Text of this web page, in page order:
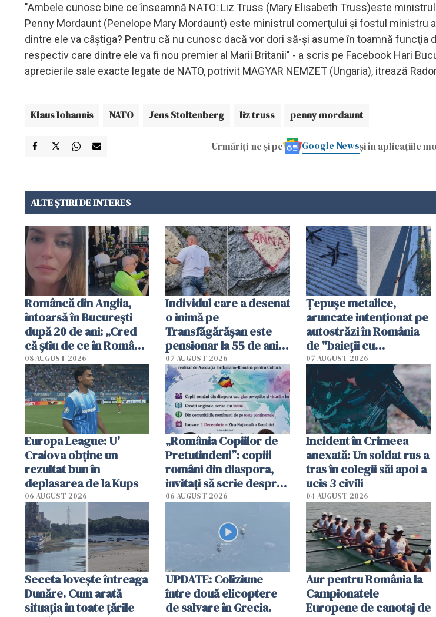
"Ambele cunosc bine ce înseamnă NATO: Liz Truss (Mary Elisabeth Truss)este
Penny Mordaunt (Penelope Mary Mordaunt) este ministrul comerţului şi fostul ministru
dintre ele va câştiga? Pentru că nu cunosc dacă vor dori să-şi asume în toamnă funcţia
respectiv care dintre ele va fi nou premier al Marii Britanii" - a scris pe Facebook Hari
aprecierile sale exacte legate de NATO, potrivit MAGYAR NEMZET (Ungaria), itrează
Klaus Iohannis NATO Jens Stoltenberg liz truss penny mordaunt
Urmăriți-ne și pe Google Newsși în aplicațiile
ALTE ȘTIRI DE INTERES
Româncă din Anglia,
întoarsă în București
după 20 de ani: „Cred
că știu de ce în România
se trăiește mai bine ca
în Anglia. E schimbat"
08 AUGUST 2026
Individul care a desenat
o inimă pe
Transfăgărășan este
pensionar la 55 de ani.
Poliția l-a identificat
07 AUGUST 2026
Țepușe metalice,
aruncate intenționat pe
autostrăzi în România
de "baieții cu
platforme": "Mi-au
cerut 1200 lei să mă
tracteze"
07 AUGUST 2026
Europa League: U'
Craiova obține un
rezultat bun în
deplasarea de la Kups
06 AUGUST 2026
„România Copiilor de
Pretutindeni”: copiii
români din diaspora,
invitați să scrie despre
România într-un volum
06 AUGUST 2026
Incident în Crimeea
anexată: Un soldat rus a
tras în colegii săi apoi a
ucis 3 civili
04 AUGUST 2026
Seceta lovește întreaga
Dunăre. Cum arată
situația în toate țările
UPDATE: Coliziune
între două elicoptere
de salvare în Grecia.
Aur pentru România la
Campionatele
Europene de canotaj de